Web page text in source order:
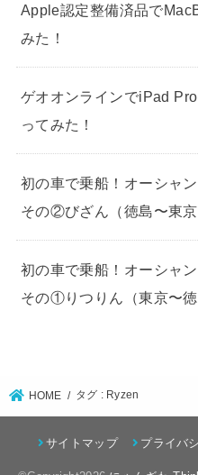
Apple認定整備済品で
みた！
ゲオオンラインでiPad
ってみた！
初の車で乗船！オーシャ
その②びざん（徳島〜東京
初の車で乗船！オーシャ
その①りつりん（東京〜徳
HOME タグ : Ryzen
サイトマップ プライバ